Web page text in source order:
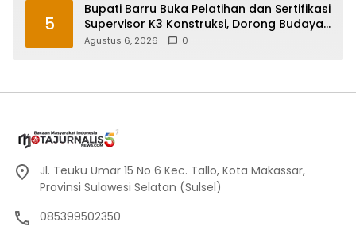
5
Bupati Barru Buka Pelatihan dan Sertifikasi
Supervisor K3 Konstruksi, Dorong Budaya
Zero Accident
Agustus 6, 2026 0
Jl. Teuku Umar 15 No 6 Kec. Tallo, Kota Makassar,
Provinsi Sulawesi Selatan (Sulsel)
085399502350